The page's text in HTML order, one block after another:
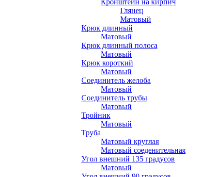
Кронштейн на кирпич
Глянец
Матовый
Крюк длинный
Матовый
Крюк длинный полоса
Матовый
Крюк короткий
Матовый
Соединитель желоба
Матовый
Соединитель трубы
Матовый
Тройник
Матовый
Труба
Матовый круглая
Матовый соеденительная
Угол внешний 135 градусов
Матовый